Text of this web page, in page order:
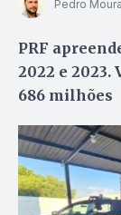
Pedro Moura
PRF
2022 e 2023.
686 milhões